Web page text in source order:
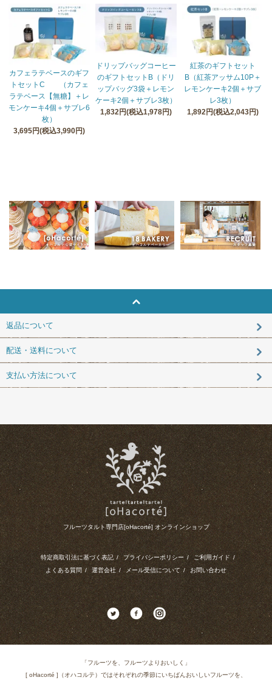
カフェラテベースのギフ
トセットC （カフェ
ラテベース【無糖】＋レ
モンケーキ4個＋サブレ6
枚）
3,695円(税込3,990円)
ドリップバッグコーヒー
のギフトセットB（ドリ
ップバッグ3袋＋レモン
ケーキ2個＋サブレ3枚）
1,832円(税込1,978円)
紅茶のギフトセット
B（紅茶アッサム10P＋
レモンケーキ2個＋サブ
レ3枚）
1,892円(税込2,043円)
返品について
配送・送料について
支払い方法について
フルーツタルト専門店[oHacorté] オンラインショップ
特定商取引法に基づく表記 / プライバシーポリシー / ご利用ガイド /
よくある質問 / 運営会社 / メール受信について / お問い合わせ
「フルーツを、フルーツよりおいしく」
[ oHacorté ]（オハコルテ）ではそれぞれの季節にいちばんおいしいフルーツを、